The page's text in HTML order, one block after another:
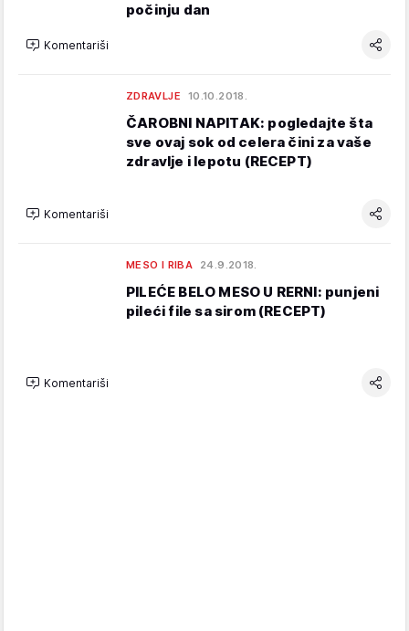
počinju dan
Komentariši
ZDRAVLJE 10.10.2018.
ČAROBNI NAPITAK: pogledajte šta
sve ovaj sok od celera čini za vaše
zdravlje i lepotu (RECEPT)
Komentariši
MESO I RIBA 24.9.2018.
PILEĆE BELO MESO U RERNI: punjeni
pileći file sa sirom (RECEPT)
Komentariši